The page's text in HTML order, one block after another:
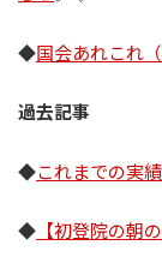
◆国会あれこれ
過去記事
◆これまでの実
◆ 【初登院の朝